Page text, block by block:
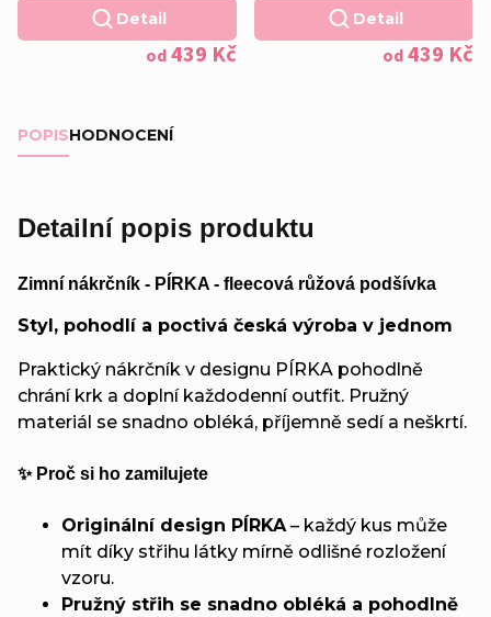
od439 Kč
Detail
od439 Kč
Detail
POPISHODNOCENÍ
Detailní popis produktu
Zimní nákrčník - PÍRKA - fleecová růžová podšívka
Styl, pohodlí a poctivá česká výroba v jednom
Praktický nákrčník v designu PÍRKA pohodlně
chrání krk a doplní každodenní outfit. Pružný
materiál se snadno obléká, příjemně sedí a neškrtí.
✨ Proč si ho zamilujete
Originální design PÍRKA – každý kus může
mít díky střihu látky mírně odlišné rozložení
vzoru.
Pružný střih se snadno obléká a pohodlně